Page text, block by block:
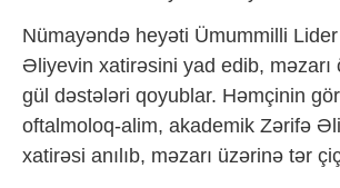
Nümayəndə heyəti Ümummilli
Əliyevin xatirəsini yad edib, məzarı
gül dəstələri qoyublar. Həmçinin
oftalmoloq-alim, akademik Zərifə
xatirəsi anılıb, məzarı üzərinə tər